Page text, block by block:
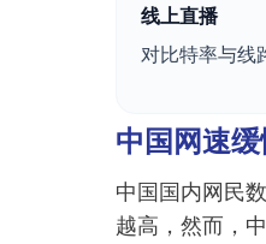
线上直播
对比特率与线
中国网速
中国国内网民
越高，然而，